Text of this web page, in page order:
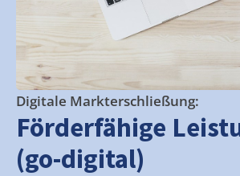
Digitale Markterschließung:
Förderfähige
(go-digital)